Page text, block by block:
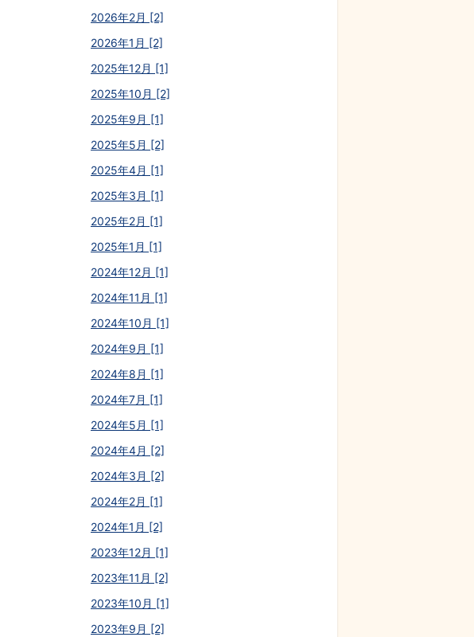
2026年2月 [2]
2026年1月 [2]
2025年12月 [1]
2025年10月 [2]
2025年9月 [1]
2025年5月 [2]
2025年4月 [1]
2025年3月 [1]
2025年2月 [1]
2025年1月 [1]
2024年12月 [1]
2024年11月 [1]
2024年10月 [1]
2024年9月 [1]
2024年8月 [1]
2024年7月 [1]
2024年5月 [1]
2024年4月 [2]
2024年3月 [2]
2024年2月 [1]
2024年1月 [2]
2023年12月 [1]
2023年11月 [2]
2023年10月 [1]
2023年9月 [2]